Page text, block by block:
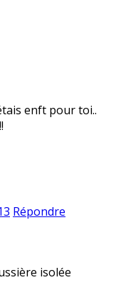
enft pour toi..
Répondre
isolée